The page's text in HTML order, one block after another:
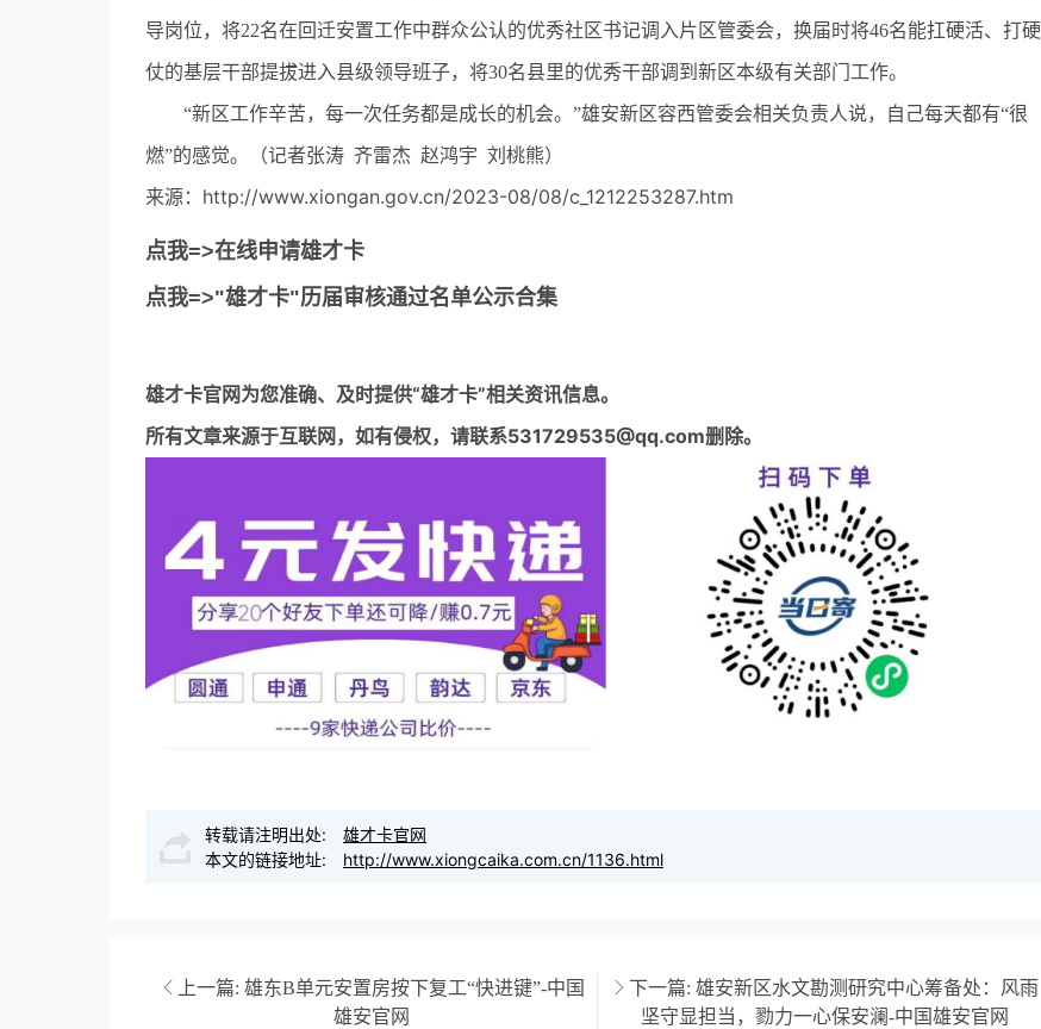
导岗位，将22名在回迁安置工作中群众公认的优秀社区书记调入片区管委会，换届时将46名能扛硬活、打硬
仗的基层干部提拔进入县级领导班子，将30名县里的优秀干部调到新区本级有关部门工作。
“新区工作辛苦，每一次任务都是成长的机会。”雄安新区容西管委会相关负责人说，自己每天都有“很
燃”的感觉。（记者张涛 齐雷杰 赵鸿宇 刘桃熊）
来源：http://www.xiongan.gov.cn/2023-08/08/c_1212253287.htm
点我=>在线申请雄才卡
点我=>"雄才卡"历届审核通过名单公示合集
雄才卡官网为您准确、及时提供“雄才卡”相关资讯信息。
所有文章来源于互联网，如有侵权，请联系531729535@qq.com删除。
转载请注明出处:
雄才卡官网
本文的链接地址:
http://www.xiongcaika.com.cn/1136.html
上一篇: 雄东B单元安置房按下复工“快进键”-中国
雄安官网
下一篇: 雄安新区水文勘测研究中心筹备处：风雨
坚守显担当，勠力一心保安澜-中国雄安官网